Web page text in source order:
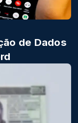
de Dados